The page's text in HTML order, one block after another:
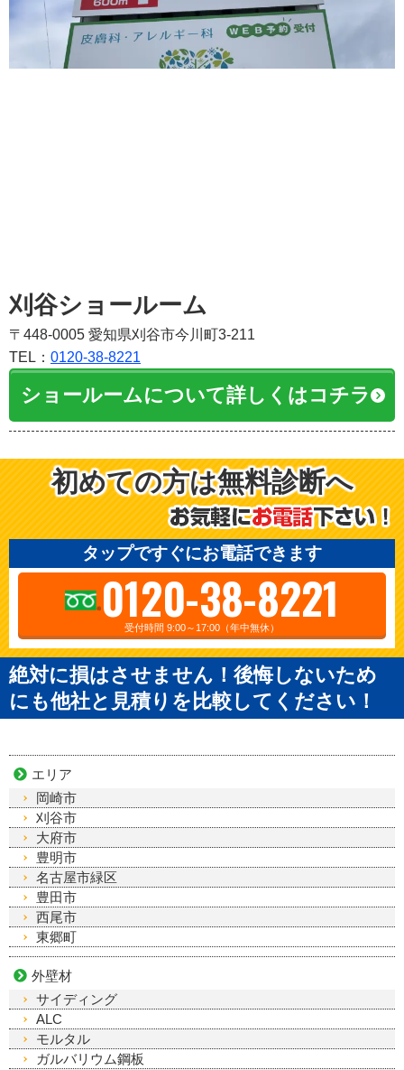
刈谷ショールーム
〒448-0005 愛知県刈谷市今川町3-211
TEL： 0120-38-8221
ショールームについて詳しくはコチラ
初めての方は無料診断へ
タップですぐにお電話できます
0120-38-8221
受付時間 9:00～17:00（年中無休）
絶対に損はさせません！後悔しないため
にも他社と見積りを比較してください！
エリア
岡崎市
刈谷市
大府市
豊明市
名古屋市緑区
豊田市
西尾市
東郷町
外壁材
サイディング
ALC
モルタル
ガルバリウム鋼板